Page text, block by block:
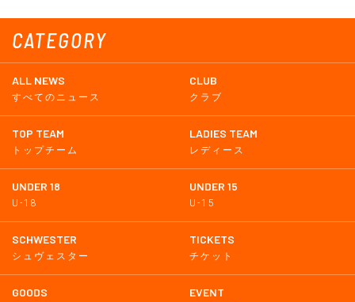
CATEGORY
ALL NEWS
すべてのニュース
CLUB
クラブ
TOP TEAM
トップチーム
LADIES TEAM
レディース
UNDER 18
U-18
UNDER 15
U-15
SCHWESTER
シュヴェスター
TICKETS
チケット
GOODS EVENT